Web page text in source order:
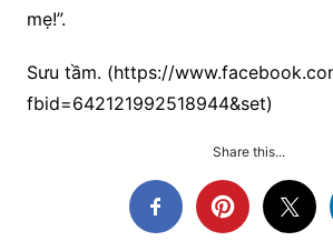
mẹ!”.
Sưu tầm. (https://
fbid=642121992518944&set)
Share this...